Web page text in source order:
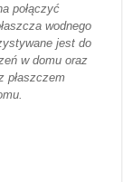
połączyć
wodnego
jest do
w domu oraz
płaszczem